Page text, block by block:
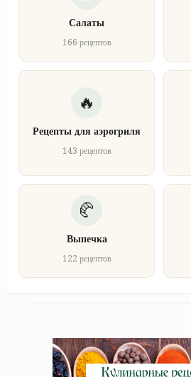
Салаты
166 рецептов
Рецепты для аэрогриля
143 рецептов
Выпечка
122 рецептов